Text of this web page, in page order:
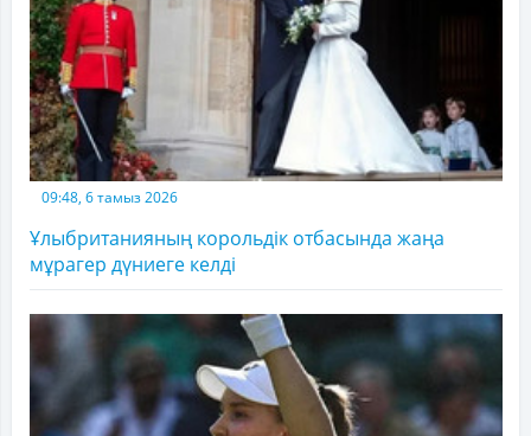
09:48, 6 тамыз 2026
Ұлыбританияның корольдік отбасында жаңа
мұрагер дүниеге келді